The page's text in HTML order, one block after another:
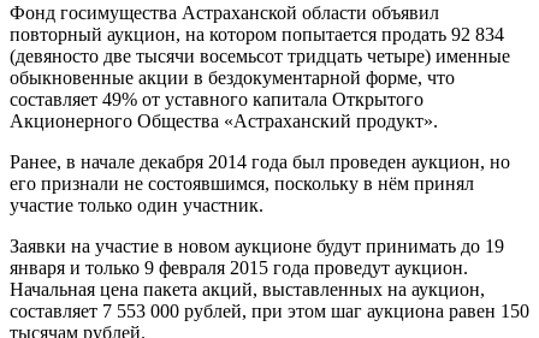
Фонд госимущества Астраханской области объявил
повторный аукцион, на котором попытается продать 92 834
(девяносто две тысячи восемьсот тридцать четыре) именные
обыкновенные акции в бездокументарной форме, что
составляет 49% от уставного капитала Открытого
Акционерного Общества «Астраханский продукт».
Ранее, в начале декабря 2014 года был проведен аукцион, но
его признали не состоявшимся, поскольку в нём принял
участие только один участник.
Заявки на участие в новом аукционе будут принимать до 19
января и только 9 февраля 2015 года проведут аукцион.
Начальная цена пакета акций, выставленных на аукцион,
составляет 7 553 000 рублей, при этом шаг аукциона равен 150
тысячам рублей.